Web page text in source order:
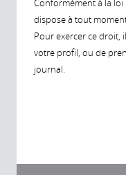
Conformément à la loi
dispose à tout
Pour exercer ce
votre profil, ou de
journal.